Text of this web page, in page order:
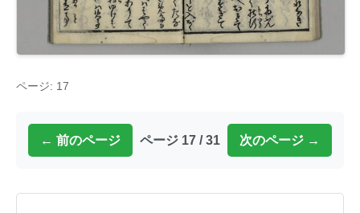
ページ: 17
← 前のページ ページ 17 / 31 次のページ →